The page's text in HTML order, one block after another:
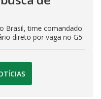
Brasil, time comandado
direto por vaga no G5